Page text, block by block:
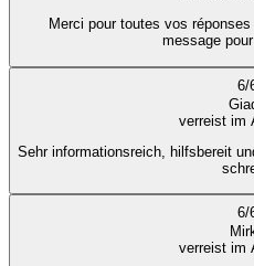
Merci pour toutes vos
message
6/
verreist im
Sehr informationsreich, hilfsbereit
6/
verreist im